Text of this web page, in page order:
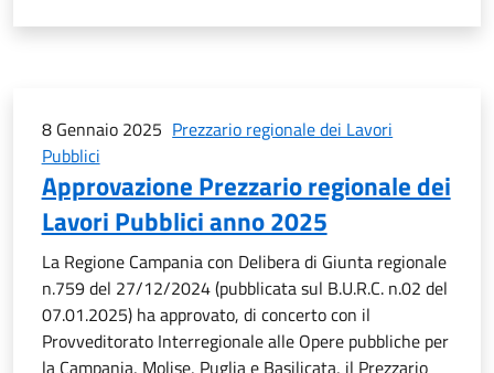
8 Gennaio 2025 Prezzario regionale dei Lavori
Pubblici
Approvazione Prezzario regionale dei
Lavori Pubblici anno 2025
La Regione Campania con Delibera di Giunta regionale
n.759 del 27/12/2024 (pubblicata sul B.U.R.C. n.02 del
07.01.2025) ha approvato, di concerto con il
Provveditorato Interregionale alle Opere pubbliche per